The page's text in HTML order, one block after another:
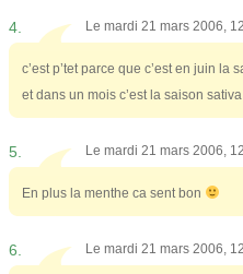
4. Le mardi 21 mars 2006,
c’est p’tet parce que c’est en juin la
et dans un mois c’est la saison
5. Le mardi 21 mars 2006,
En plus la menthe ca sent bon
6. Le mardi 21 mars 2006,